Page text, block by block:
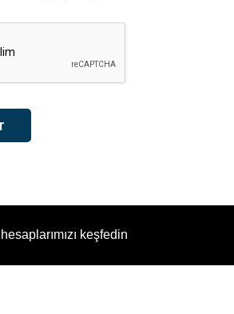
keşfedin